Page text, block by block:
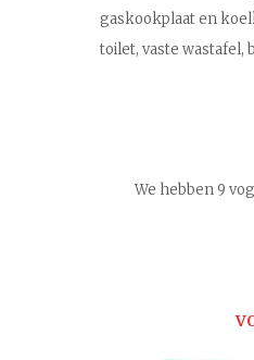
gaskookplaat en
toilet, vaste wastafel,
We hebben 9